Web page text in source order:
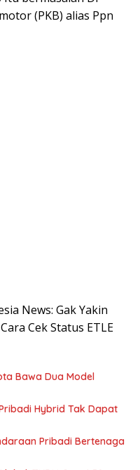
(PKB) alias Ppn
News: Gak Yakin
Cek Status ETLE
Bawa Dua Model
Hybrid Tak Dapat
Pribadi Bertenaga